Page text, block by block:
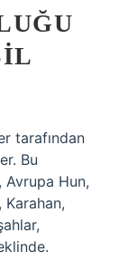
tarafından
Bu
Avrupa Hun,